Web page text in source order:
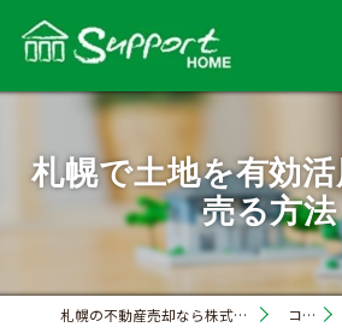
札幌で土地を有効
売る方法
札幌の不動産売却なら株式会社サポートホーム コラム